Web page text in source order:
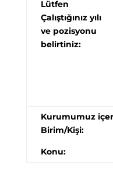
Lütfen
Çalıştığınız yılı
ve pozisyonu
belirtiniz:
Kurumumuz
Birim/Kişi:
Konu: